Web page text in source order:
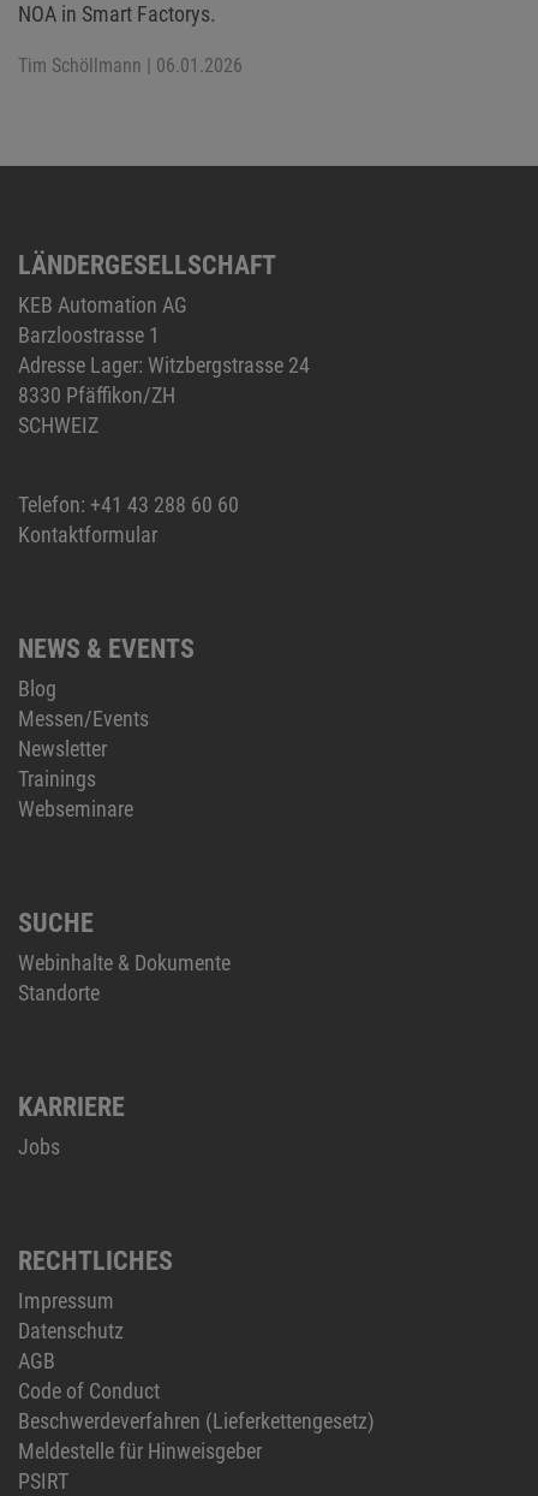
NOA in Smart Factorys.
Tim Schöllmann | 06.01.2026
LÄNDERGESELLSCHAFT
KEB Automation AG
Barzloostrasse 1
Adresse Lager: Witzbergstrasse 24
8330 Pfäffikon/ZH
SCHWEIZ
Telefon: +41 43 288 60 60
Kontaktformular
NEWS & EVENTS
Blog
Messen/Events
Newsletter
Trainings
Webseminare
SUCHE
Webinhalte & Dokumente
Standorte
KARRIERE
Jobs
RECHTLICHES
Impressum
Datenschutz
AGB
Code of Conduct
Beschwerdeverfahren (Lieferkettengesetz)
Meldestelle für Hinweisgeber
PSIRT